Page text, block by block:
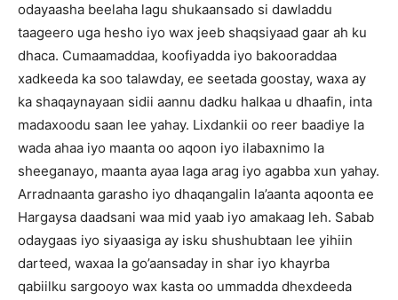
odayaasha beelaha lagu shukaansado si dawladdu
taageero uga hesho iyo wax jeeb shaqsiyaad gaar ah ku
dhaca. Cumaamaddaa, koofiyadda iyo bakooraddaa
xadkeeda ka soo talawday, ee seetada goostay, waxa ay
ka shaqaynayaan sidii aannu dadku halkaa u dhaafin, inta
madaxoodu saan lee yahay. Lixdankii oo reer baadiye la
wada ahaa iyo maanta oo aqoon iyo ilabaxnimo la
sheeganayo, maanta ayaa laga arag iyo agabba xun yahay.
Arradnaanta garasho iyo dhaqangalin la’aanta aqoonta ee
Hargaysa daadsani waa mid yaab iyo amakaag leh. Sabab
odaygaas iyo siyaasiga ay isku shushubtaan lee yihiin
darteed, waxaa la go’aansaday in shar iyo khayrba
qabiilku sargooyo wax kasta oo ummadda dhexdeeda